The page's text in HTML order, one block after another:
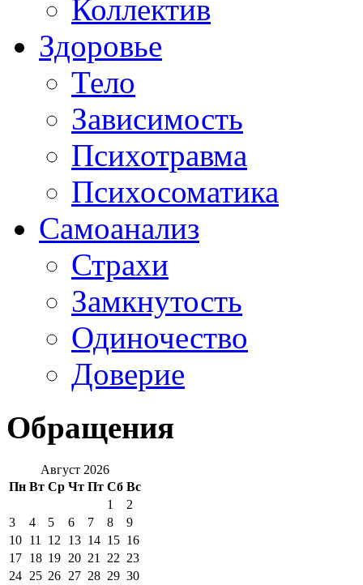
Коллектив
Здоровье
Тело
Зависимость
Психотравма
Психосоматика
Самоанализ
Страхи
Замкнутость
Одиночество
Доверие
Обращения
Август 2026
Пн Вт Ср Чт Пт Сб Вс
1
2
3
4 5 6 7 8
9
10 11 12 13 14 15 16
17 18 19 20 21 22 23
24 25 26 27 28 29 30